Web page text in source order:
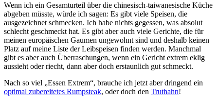
Wenn ich ein Gesamturteil über die chinesisch-taiwanesische Küche
abgeben müsste, würde ich sagen: Es gibt viele Speisen, die
ausgezeichnet schmecken. Ich habe nichts gegessen, was absolut
schlecht geschmeckt hat. Es gibt aber auch viele Gerichte, die für
meinen europäischen Gaumen ungewohnt sind und deshalb keinen
Platz auf meine Liste der Leibspeisen finden werden. Manchmal
gibt es aber auch Überraschungen, wenn ein Gericht extrem eklig
aussieht oder riecht, dann aber doch erstaunlich gut schmeckt.
Nach so viel „Essen Extrem“, brauche ich jetzt aber dringend ein
optimal zubereitetes Rumpsteak, oder doch den Truthahn!